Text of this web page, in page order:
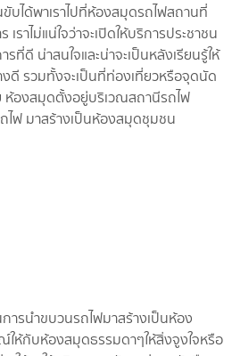
ด้พาเราไปที่ห้องสมุดรถไฟสถานที่
ราไม่แน่ใจว่าจะเปิดให้บริการประชาชน
รที่ดี น่าสนใจและน่าจะเป็นหลังเรียนรู้ให้
ดี รวมทั้งจะเป็นที่ท่องเที่ยวหรือจุดนัด
ห้องสมุดตั้งอยู่บริเวณสถานีรถไฟ
ไฟ มาสร้างเป็นห้องสมุดชุมชน
ารนำขบวนรถไฟมาสร้างเป็นห้อง
ห้กับห้องสมุดธรรมดาๆให้สิ่งจูงใจหรือ